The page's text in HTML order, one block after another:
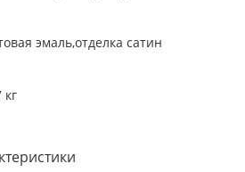
эмаль,отделка сатин